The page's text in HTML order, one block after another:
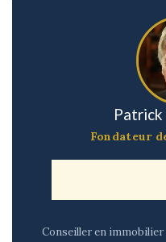
Patrick
Fondateur
Conseiller en immobilier